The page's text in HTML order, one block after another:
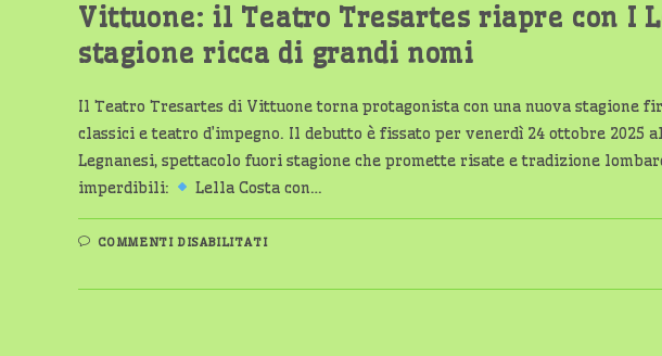
Vittuone: il Teatro Tresartes riapre con I
stagione ricca di grandi nomi
Il Teatro Tresartes di Vittuone torna protagonista con una nuova stagione
classici e teatro d’impegno. Il debutto è fissato per venerdì 24 ottobre 2025
Legnanesi, spettacolo fuori stagione che promette risate e tradizione
imperdibili:
Lella Costa con…
COMMENTI DISABILITATISU